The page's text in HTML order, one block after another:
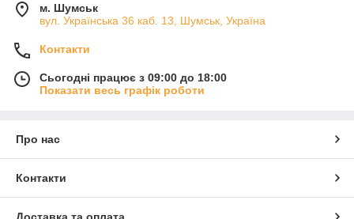
м. Шумськ
вул. Українська 36 каб. 13, Шумськ, Україна
Контакти
Сьогодні працює з 09:00 до 18:00
Показати весь графік роботи
Про нас
Контакти